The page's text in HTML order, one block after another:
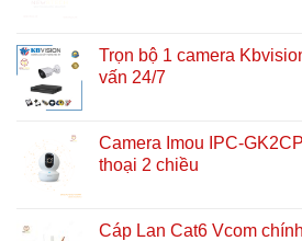
Trọn bộ 1 camera
vấn 24/7
Camera Imou IPC-
thoại 2 chiều
Cáp Lan Cat6 Vcom